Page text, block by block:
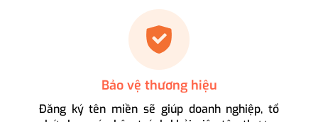
Bảo vệ thương hiệu
Đăng ký tên miền sẽ giúp doanh nghiệp, tổ